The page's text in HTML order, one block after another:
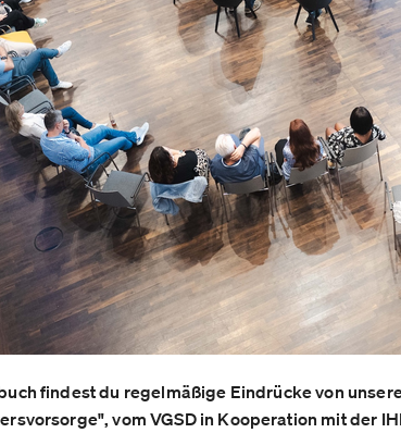
findest du regelmäßige Eindrücke von
vom VGSD in Kooperation mit der